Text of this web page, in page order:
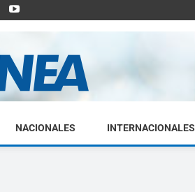
NACIONALES INTERNACIONALES